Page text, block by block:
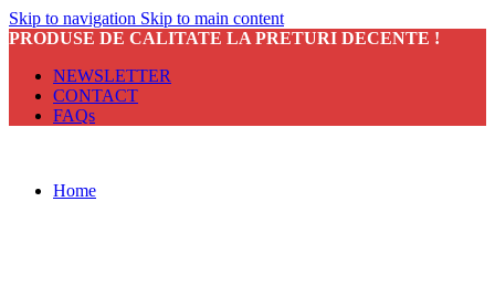
Skip to navigation Skip to main content
PRODUSE DE CALITATE LA PRETURI DECENTE !
NEWSLETTER
CONTACT
FAQs
Home